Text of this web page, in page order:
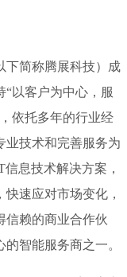
简称腾展科技）成
“以客户为中心，服
依托多年的行业经
业技术和完善服务为
息技术解决方案，
速应对市场变化，
信赖的商业合作伙
智能服务商之一。